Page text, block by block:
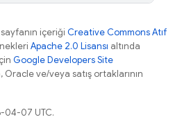
içeriği Creative Commons Atıf
Apache 2.0 Lisansı altında
Google Developers Site
Oracle ve/veya satış ortaklarının
04-07 UTC.